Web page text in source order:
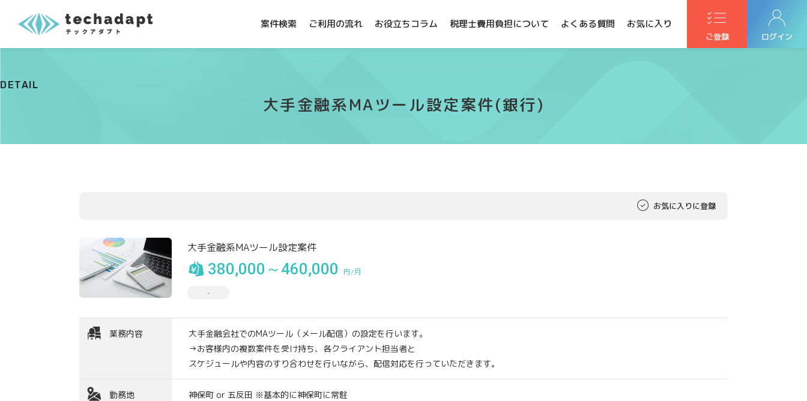
案件検索 ご利用の流れ お役立ちコラム 税理士費用負担について よくある質問 お気に入り
ご登録 ログイン
DETAIL
大手金融系MAツール設定案件(銀行)
お気に入りに登録
大手金融系MAツール設定案件
380,000～460,000 円/月
-
業務内容
大手金融会社でのMAツール（メール配信）の設定を行います。
→お客様内の複数案件を受け持ち、各クライアント担当者と
スケジュールや内容のすり合わせを行いながら、配信対応を行っていただきます。
勤務地 神保町 or 五反田 ※基本的に神保町に常駐